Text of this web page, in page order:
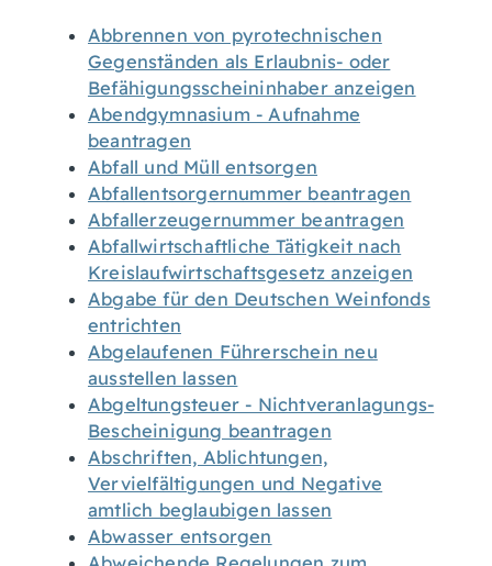
Abbrennen von pyrotechnischen
Gegenständen als Erlaubnis- oder
Befähigungsscheininhaber anzeigen
Abendgymnasium - Aufnahme
beantragen
Abfall und Müll entsorgen
Abfallentsorgernummer beantragen
Abfallerzeugernummer beantragen
Abfallwirtschaftliche Tätigkeit nach
Kreislaufwirtschaftsgesetz anzeigen
Abgabe für den Deutschen Weinfonds
entrichten
Abgelaufenen Führerschein neu
ausstellen lassen
Abgeltungsteuer - Nichtveranlagungs-
Bescheinigung beantragen
Abschriften, Ablichtungen,
Vervielfältigungen und Negative
amtlich beglaubigen lassen
Abwasser entsorgen